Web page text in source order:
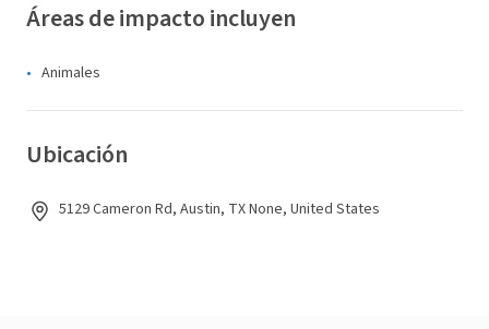
Áreas de impacto incluyen
Animales
Ubicación
5129 Cameron Rd, Austin, TX None, United States